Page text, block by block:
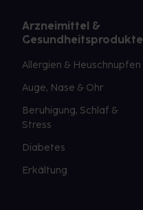
Arzneimittel &
Gesundheitsprodukte
Allergien & Heuschnupfen
Auge, Nase & Ohr
Beruhigung, Schlaf &
Stress
Diabetes
Erkältung